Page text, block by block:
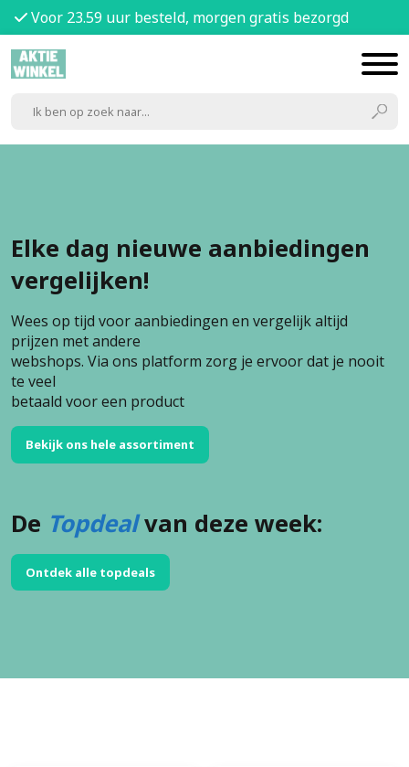
Voor 23.59 uur besteld, morgen gratis bezorgd
Elke dag nieuwe aanbiedingen
vergelijken!
Wees op tijd voor aanbiedingen en vergelijk altijd
prijzen met andere
webshops. Via ons platform zorg je ervoor dat je nooit
te veel
betaald voor een product
Bekijk ons hele assortiment
De Topdealvan deze week:
Ontdek alle topdeals